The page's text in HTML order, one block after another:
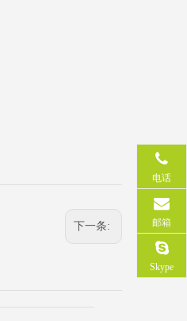
下一条:
电话
邮箱
Skype